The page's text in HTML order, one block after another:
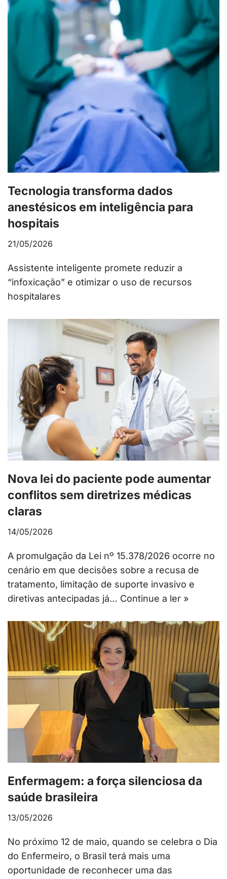
Tecnologia transforma dados
anestésicos em inteligência para
hospitais
21/05/2026
Assistente inteligente promete reduzir a
“infoxicação” e otimizar o uso de recursos
hospitalares
Nova lei do paciente pode aumentar
conflitos sem diretrizes médicas
claras
14/05/2026
A promulgação da Lei nº 15.378/2026 ocorre no
cenário em que decisões sobre a recusa de
tratamento, limitação de suporte invasivo e
diretivas antecipadas já… Continue a ler »
Enfermagem: a força silenciosa da
saúde brasileira
13/05/2026
No próximo 12 de maio, quando se celebra o Dia
do Enfermeiro, o Brasil terá mais uma
oportunidade de reconhecer uma das